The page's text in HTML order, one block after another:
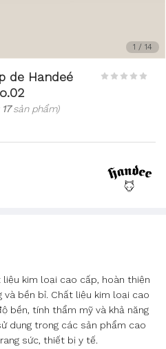
1 / 14
de Handeé
17sản phẩm)
kim loại cao cấp, hoàn thiện
bền bỉ. Chất liệu kim loại cao
bền, tính thẩm mỹ và khả năng
dụng trong các sản phẩm cao
sức, thiết bị y tế.